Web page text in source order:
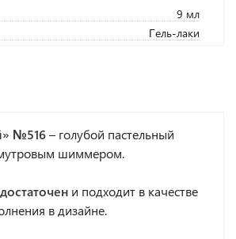
9 мл
Гель-лаки
№516– голубой пастельный
шиммером.
и подходит в качестве
в дизайне.